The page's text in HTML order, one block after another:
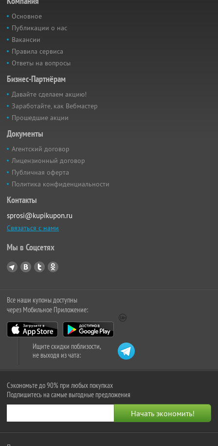
Основное
Публикации о нас
Вакансии
Правила сервиса
Ответы на вопросы
Бизнес-Партнёрам
Давайте сделаем акцию!
Заработайте, как Вебмастер
Прошедшие акции
Документы
Агентский договор
Лицензионный договор
Публичная оферта
Политика конфиденциальности
Контакты
sprosi@kupikupon.ru
Связаться с нами
Мы в Соцсетях
Все наши купоны доступны
через Мобильное Приложение:
Ищите скидки поблизости,
не выходя из чата:
Сэкономьте до 90% при любых покупках
Подпишитесь на самые выгодные предложения